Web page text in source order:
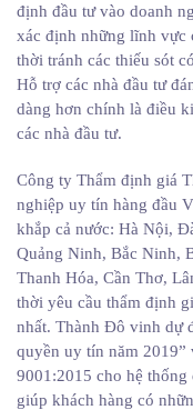
định đầu tư vào doanh
xác định những lĩnh vực
thời tránh các thiếu sót
Hỗ trợ các nhà đầu tư
dàng hơn chính là điều
các nhà đầu tư.
Công ty Thẩm định giá
nghiệp uy tín hàng đầu
khắp cả nước: Hà Nội,
Quảng Ninh, Bắc Ninh,
Thanh Hóa, Cần Thơ,
thời yêu cầu thẩm định
nhất. Thành Đô vinh dự
quyền uy tín năm 2019”
9001:2015 cho hệ
giúp khách hàng có